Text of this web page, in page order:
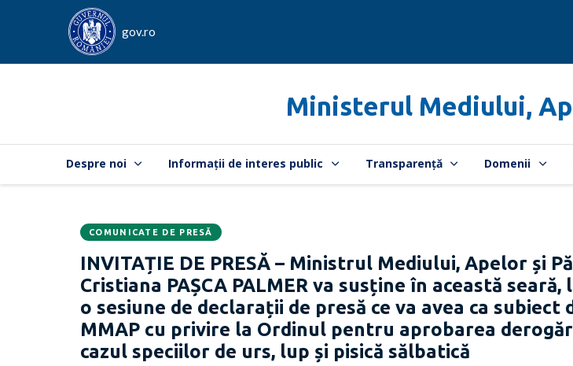
gov.ro
Ministerul Mediului,
Despre noi Informații de interes public Transparență Domenii
CATEGORIA:
COMUNICATE DE PRESĂ
INVITAȚIE DE PRESĂ – Ministrul Mediului, Apelor și
Cristiana PAȘCA PALMER va susține în această seară,
o sesiune de declarații de presă ce va avea ca subiect
MMAP cu privire la Ordinul pentru aprobarea
cazul speciilor de urs, lup și pisică sălbatică
Data
publicării: